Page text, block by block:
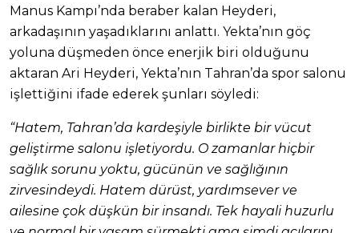
Manus Kampı’nda beraber kalan Heyderi,
arkadaşının yaşadıklarını anlattı. Yekta’nın göç
yoluna düşmeden önce enerjik biri olduğunu
aktaran Ari Heyderi, Yekta’nın Tahran’da spor salonu
işlettiğini ifade ederek şunları söyledi:
“Hatem, Tahran’da kardeşiyle birlikte bir vücut
geliştirme salonu işletiyordu. O zamanlar hiçbir
sağlık sorunu yoktu, gücünün ve sağlığının
zirvesindeydi. Hatem dürüst, yardımsever ve
ailesine çok düşkün bir insandı. Tek hayali huzurlu